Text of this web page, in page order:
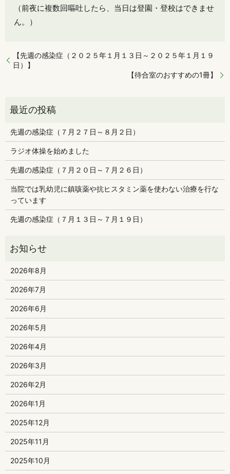
（前夜に複数回嘔吐したら、当日は登園・登校はできませ
ん。）
【先週の感染症（２０２５年１月１３日～２０２５年１月１９
日）】
【待合室のおすすめの1冊】
先週の感染症（７月２７日～８月２日）
ラジオ体操を始めました
先週の感染症（７月２０日～７月２６日）
当院では乳幼児に鎮咳薬や抗ヒスタミン薬を使わない治療を行な
っています
先週の感染症（７月１３日～７月１９日）
2026年8月
2026年7月
2026年6月
2026年5月
2026年4月
2026年3月
2026年2月
2026年1月
2025年12月
2025年11月
2025年10月